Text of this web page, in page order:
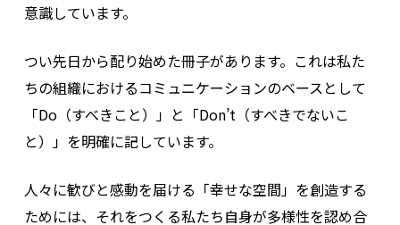
意識しています。
つい先日から配り始めた冊子があります。これは私た
ちの組織におけるコミュニケーションのベースとして
「Do（すべきこと）」と「Don’t（すべきでないこ
と）」を明確に記しています。
人々に歓びと感動を届ける「幸せな空間」を創造する
ためには、それをつくる私たち自身が多様性を認め合